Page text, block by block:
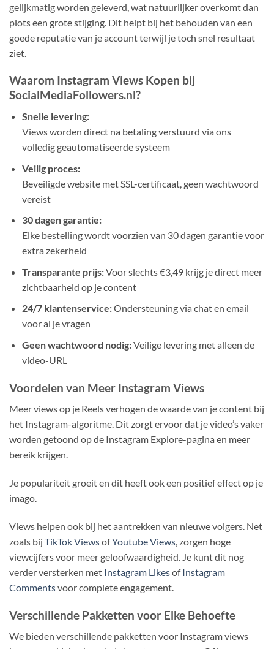
gelijkmatig worden geleverd, wat natuurlijker overkomt dan
plots een grote stijging. Dit helpt bij het behouden van een
goede reputatie van je account terwijl je toch snel resultaat
ziet.
Waarom Instagram Views Kopen bij
SocialMediaFollowers.nl?
Snelle levering:
Views worden direct na betaling verstuurd via ons
volledig geautomatiseerde systeem
Veilig proces:
Beveiligde website met SSL-certificaat, geen wachtwoord
vereist
30 dagen garantie:
Elke bestelling wordt voorzien van 30 dagen garantie voor
extra zekerheid
Transparante prijs:Voor slechts €3,49 krijg je direct meer
zichtbaarheid op je content
24/7 klantenservice:Ondersteuning via chat en email
voor al je vragen
Geen wachtwoord nodig:Veilige levering met alleen de
video-URL
Voordelen van Meer Instagram Views
Meer views op je Reels verhogen de waarde van je content bij
het Instagram-algoritme. Dit zorgt ervoor dat je video’s vaker
worden getoond op de Instagram Explore-pagina en meer
bereik krijgen.
Je populariteit groeit en dit heeft ook een positief effect op je
imago.
Views helpen ook bij het aantrekken van nieuwe volgers. Net
zoals bij TikTok ViewsofYoutube Views, zorgen hoge
viewcijfers voor meer geloofwaardigheid. Je kunt dit nog
verder versterken met Instagram LikesofInstagram
Commentsvoor complete engagement.
Verschillende Pakketten voor Elke Behoefte
We bieden verschillende pakketten voor Instagram views